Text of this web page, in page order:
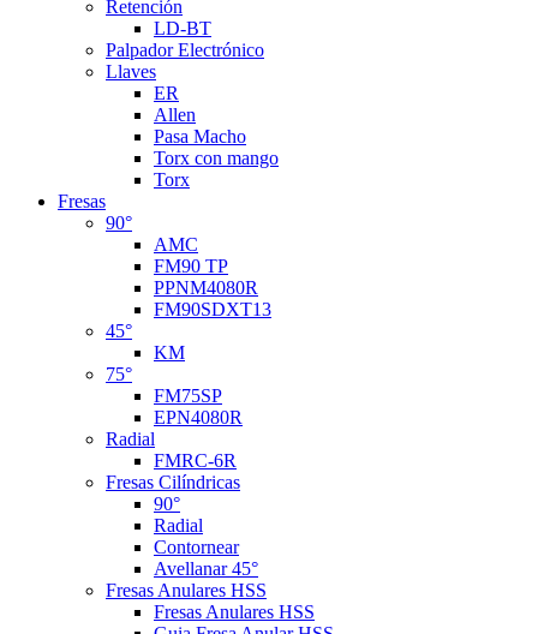
Retención
LD-BT
Palpador Electrónico
Llaves
ER
Allen
Pasa Macho
Torx con mango
Torx
Fresas
90°
AMC
FM90 TP
PPNM4080R
FM90SDXT13
45°
KM
75°
FM75SP
EPN4080R
Radial
FMRC-6R
Fresas Cilíndricas
90°
Radial
Contornear
Avellanar 45°
Fresas Anulares HSS
Fresas Anulares HSS